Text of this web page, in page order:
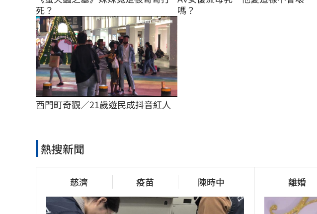
死？
嗎？
西門町奇觀／21歲遊民成抖音紅人
熱搜新聞
慈濟 疫苗 陳時中 離婚